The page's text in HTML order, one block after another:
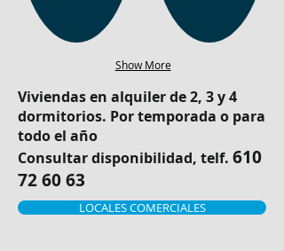
Show More
Viviendas en alquiler de 2, 3 y 4
dormitorios. Por temporada o para
todo el año
Consultar disponibilidad, telf. 610
72 60 63
LOCALES COMERCIALES